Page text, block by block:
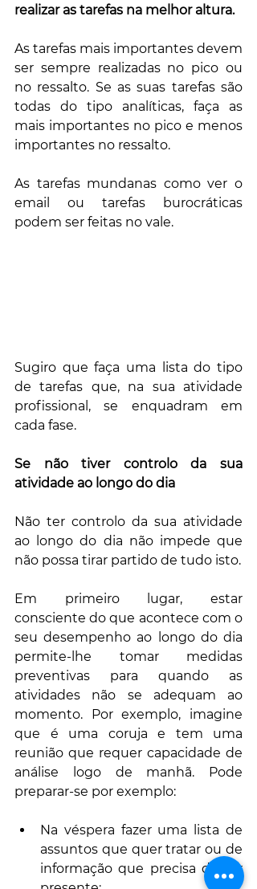
realizar as tarefas na melhor altura.
As tarefas mais importantes devem
ser sempre realizadas no pico ou
no ressalto. Se as suas tarefas são
todas do tipo analíticas, faça as
mais importantes no pico e menos
importantes no ressalto.
As tarefas mundanas como ver o
email ou tarefas burocráticas
podem ser feitas no vale.
Sugiro que faça uma lista do tipo
de tarefas que, na sua atividade
profissional, se enquadram em
cada fase.
Se não tiver controlo da sua
atividade ao longo do dia
Não ter controlo da sua atividade
ao longo do dia não impede que
não possa tirar partido de tudo isto.
Em primeiro lugar, estar
consciente do que acontece com o
seu desempenho ao longo do dia
permite-lhe tomar medidas
preventivas para quando as
atividades não se adequam ao
momento. Por exemplo, imagine
que é uma coruja e tem uma
reunião que requer capacidade de
análise logo de manhã. Pode
preparar-se por exemplo:
Na véspera fazer uma lista de
assuntos que quer tratar ou de
informação que precisa de ter